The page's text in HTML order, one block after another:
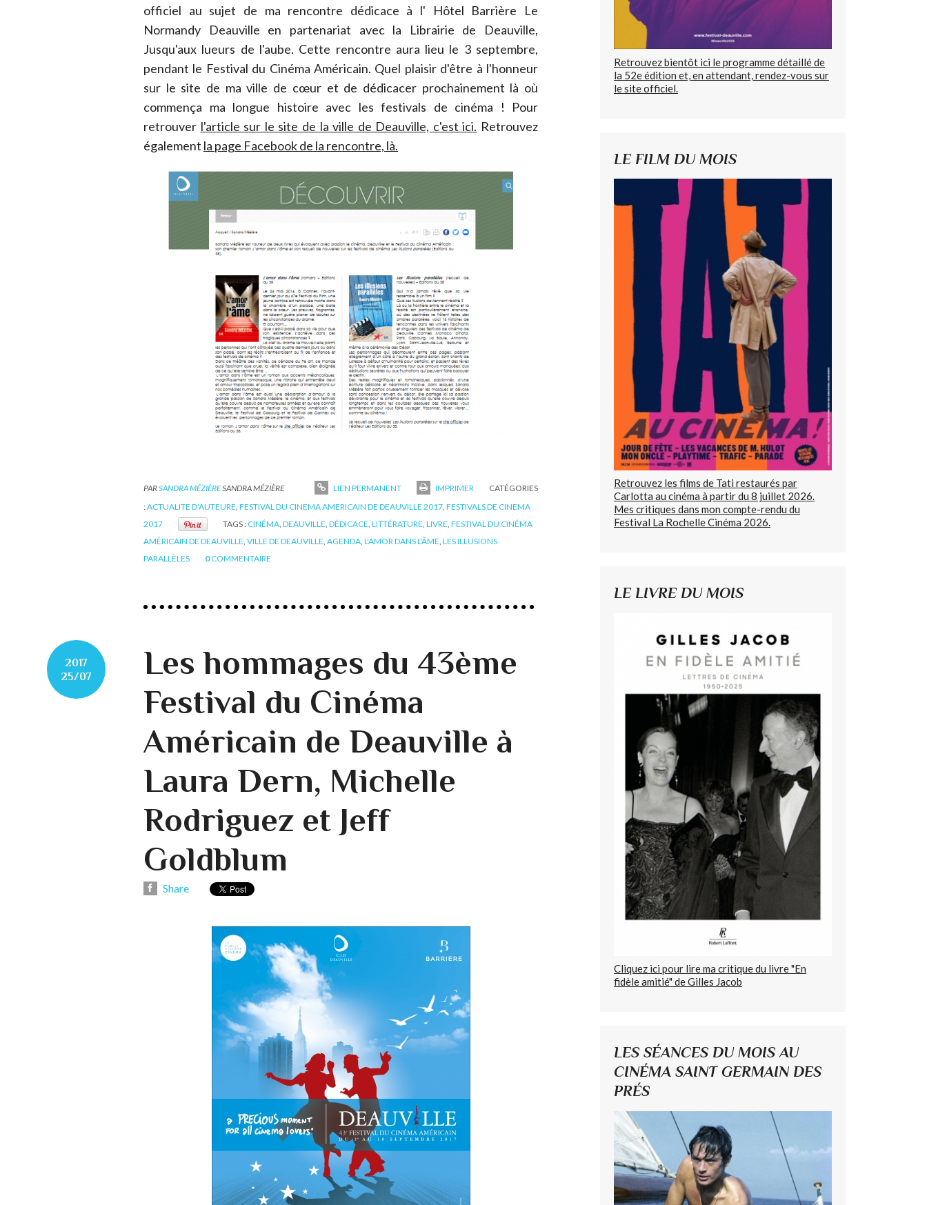
officiel au sujet de ma rencontre dédicace à l' Hôtel Barrière Le
Normandy Deauville en partenariat avec la Librairie de Deauville,
Jusqu'aux lueurs de l'aube. Cette rencontre aura lieu le 3 septembre,
pendant le Festival du Cinéma Américain. Quel plaisir d'être à l'honneur
sur le site de ma ville de cœur et de dédicacer prochainement là où
commença ma longue histoire avec les festivals de cinéma ! Pour
retrouver l'article sur le site de la ville de Deauville, c'est ici. Retrouvez
également la page Facebook de la rencontre, là.
PARSANDRA MÉZIÈRESANDRA MÉZIÈRE LIEN PERMANENT IMPRIMER
CATÉGORIES
:ACTUALITE D'AUTEURE FESTIVAL DU CINEMA AMERICAIN DE DEAUVILLE 2017 FESTIVALS DE CINEMA
2017
TAGS : CINÉMA DEAUVILLE DÉDICACE LITTÉRATURE LIVRE FESTIVAL DU CINÉMA
AMÉRICAIN DE DEAUVILLE VILLE DE DEAUVILLE AGENDA L'AMOR DANS L'ÂME LES ILLUSIONS
PARALLÈLES
0 COMMENTAIRE
2017
25/07
Les hommages du 43ème
Festival du Cinéma
Américain de Deauville à
Laura Dern, Michelle
Rodriguez et Jeff
Goldblum
Share
Retrouvez bientôt ici le programme détaillé de
la 52e édition et, en attendant, rendez-vous sur
le site officiel.
LE FILM DU MOIS
Retrouvez les films de Tati restaurés par
Carlotta au cinéma à partir du 8 juillet 2026.
Mes critiques dans mon compte-rendu du
Festival La Rochelle Cinéma 2026.
LE LIVRE DU MOIS
Cliquez ici pour lire ma critique du livre "En
fidèle amitié" de Gilles Jacob
LES SÉANCES DU MOIS AU
CINÉMA SAINT GERMAIN DES
PRÉS